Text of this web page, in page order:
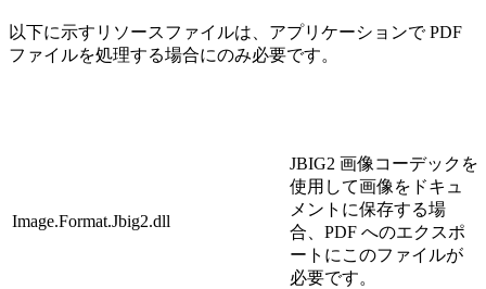
以下に示すリソースファイルは、アプリケーションで PDF
ファイルを処理する場合にのみ必要です。
Image.Format.Jbig2.dll
JBIG2 画像コーデックを
使用して画像をドキュ
メントに保存する場
合、PDF へのエクスポ
ートにこのファイルが
必要です。